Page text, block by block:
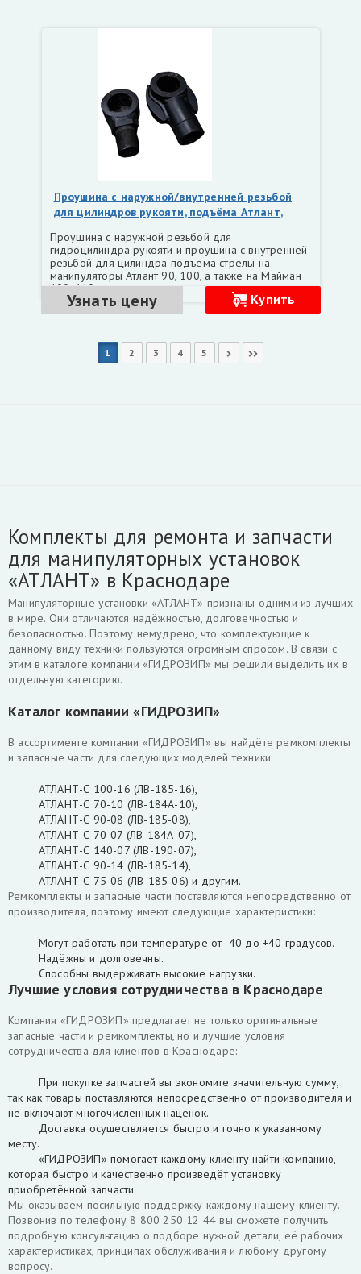
Проушина с наружной/внутренней резьбой
для цилиндров рукояти, подъёма Атлант,
Проушина с наружной резьбой для
гидроцилиндра рукояти и проушина с внутренней
резьбой для цилиндра подъёма стрелы на
манипуляторы Атлант 90, 100, а также на Майман
100, 110.
Узнать цену Купить
1 2 3 4 5 Следующая
Комплекты для ремонта и запчасти
для манипуляторных установок
«АТЛАНТ» в Краснодаре
Манипуляторные установки «АТЛАНТ» признаны одними из лучших
в мире. Они отличаются надёжностью, долговечностью и
безопасностью. Поэтому немудрено, что комплектующие к
данному виду техники пользуются огромным спросом. В связи с
этим в каталоге компании «ГИДРОЗИП» мы решили выделить их в
отдельную категорию.
Каталог компании «ГИДРОЗИП»
В ассортименте компании «ГИДРОЗИП» вы найдёте ремкомплекты
и запасные части для следующих моделей техники:
АТЛAНТ-С 100-16 (ЛB-185-16),
АТЛAНТ-С 70-10 (ЛB-184А-10),
АТЛAНТ-С 90-08 (ЛB-185-08),
АТЛAНТ-С 70-07 (ЛB-184А-07),
АТЛAНТ-С 140-07 (ЛB-190-07),
АТЛAНТ-С 90-14 (ЛB-185-14),
АТЛAНТ-С 75-06 (ЛB-185-06) и другим.
Ремкомплекты и запасные части поставляются непосредственно от
производителя, поэтому имеют следующие характеристики:
Могут работать при температуре от -40 до +40 градусов.
Надёжны и долговечны.
Способны выдерживать высокие нагрузки.
Лучшие условия сотрудничества в Краснодаре
Компания «ГИДРОЗИП» предлагает не только оригинальные
запасные части и ремкомплекты, но и лучшие условия
сотрудничества для клиентов в Краснодаре:
При покупке запчастей вы экономите значительную сумму,
так как товары поставляются непосредственно от производителя и
не включают многочисленных наценок.
Доставка осуществляется быстро и точно к указанному
месту.
«ГИДРОЗИП» помогает каждому клиенту найти компанию,
которая быстро и качественно произведёт установку
приобретённой запчасти.
Мы оказываем посильную поддержку каждому нашему клиенту.
Позвонив по телефону 8 800 250 12 44 вы сможете получить
подробную консультацию о подборе нужной детали, её рабочих
характеристиках, принципах обслуживания и любому другому
вопросу.